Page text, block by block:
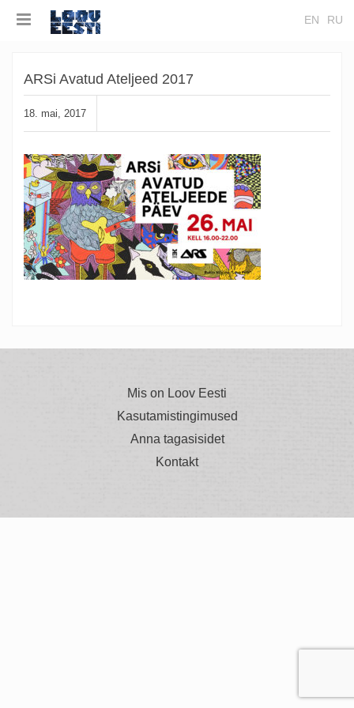
RU
EN
ARSi Avatud Ateljeed 2017
18. mai, 2017
Mis on Loov Eesti
Kasutamistingimused
Anna tagasisidet
Kontakt